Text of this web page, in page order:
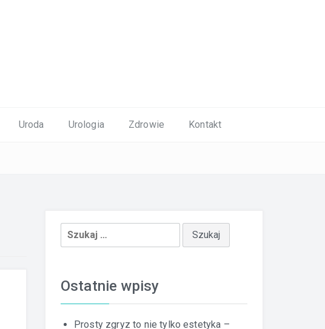
Uroda Urologia Zdrowie Kontakt
Szukaj:
Ostatnie wpisy
Prosty zgryz to nie tylko estetyka –